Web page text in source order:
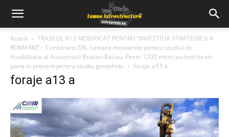
Acasă
TRASEUL A13 MODIFICAT PENTRU “INVESTITIA STRATEGICA A
ROMARM” – Consitrans SRL tureaza motoarele pentru studiul de
fezabilitate al Autostrazii Brasov-Bacau. Peste 7200 metri au fost forati
pana in prezent pentru studiu geotehnic
foraje a13 a
foraje a13 a